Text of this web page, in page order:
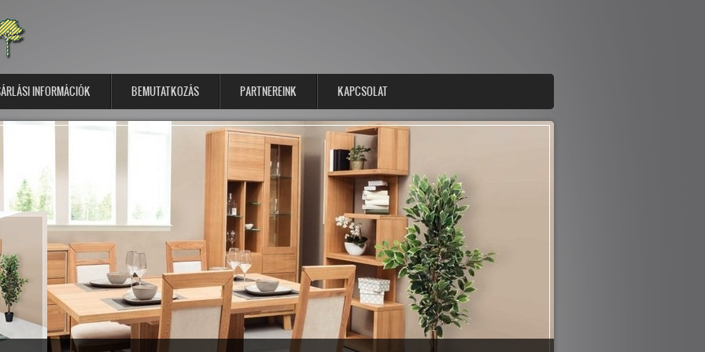
INFORMÁCIÓK BEMUTATKOZÁS PARTNEREINK KAPCSOLAT